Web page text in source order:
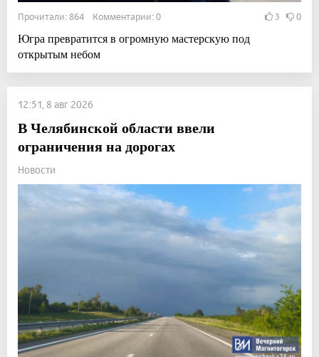
Прочитали: 864 Комментарии: 0 3 0
Югра превратится в огромную мастерскую под
открытым небом
12:51, 8 авг 2026
В Челябинской области ввели
ограничения на дорогах
Новости